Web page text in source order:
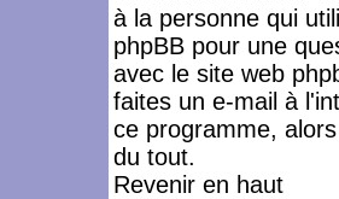
à la personne qui
phpBB pour une
avec le site web
faites un e-mail à
ce programme,
du tout.
Revenir en haut